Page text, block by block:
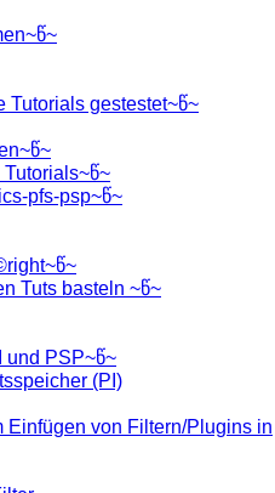
gestestet~წ~
pfs-psp~წ~
Tuts basteln ~წ~
und PSP~წ~
(PI)
von Filtern/Plugins in